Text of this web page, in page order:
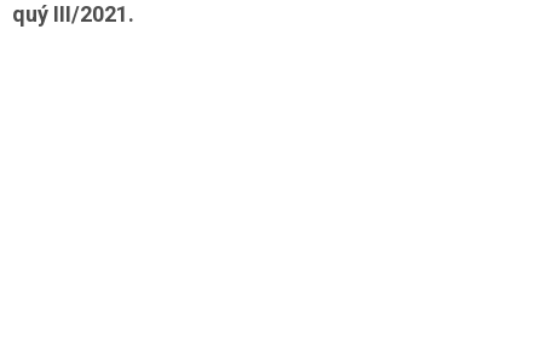
quý III/2021.